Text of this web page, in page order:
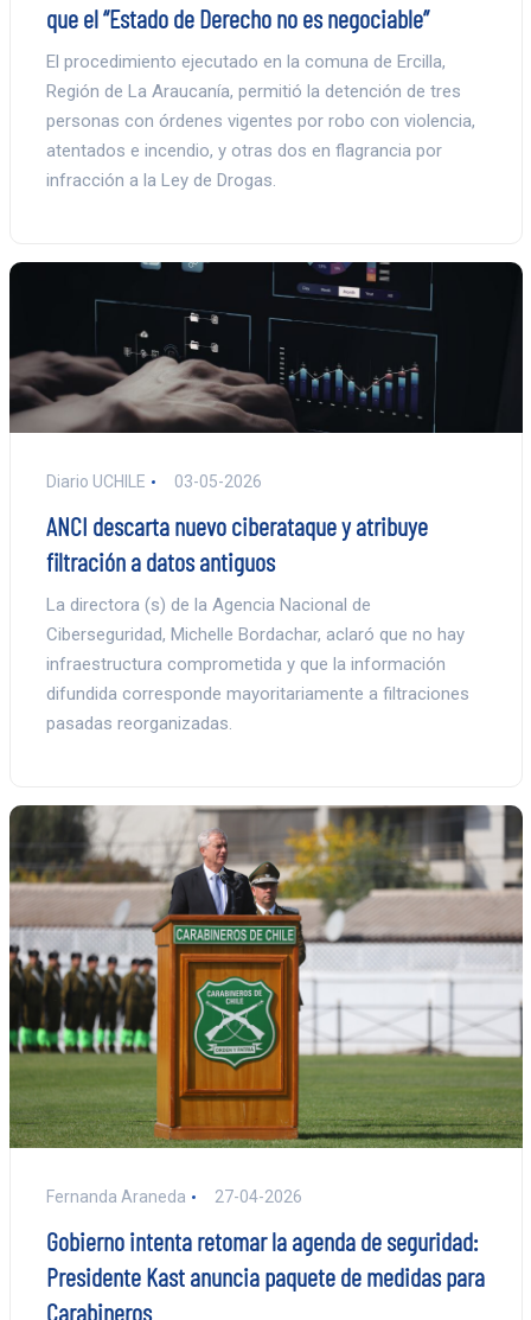
que el “Estado de Derecho no es negociable”
El procedimiento ejecutado en la comuna de Ercilla,
Región de La Araucanía, permitió la detención de tres
personas con órdenes vigentes por robo con violencia,
atentados e incendio, y otras dos en flagrancia por
infracción a la Ley de Drogas.
Diario UCHILE 03-05-2026
ANCI descarta nuevo ciberataque y atribuye
filtración a datos antiguos
La directora (s) de la Agencia Nacional de
Ciberseguridad, Michelle Bordachar, aclaró que no hay
infraestructura comprometida y que la información
difundida corresponde mayoritariamente a filtraciones
pasadas reorganizadas.
Fernanda Araneda 27-04-2026
Gobierno intenta retomar la agenda de seguridad:
Presidente Kast anuncia paquete de medidas para
Carabineros